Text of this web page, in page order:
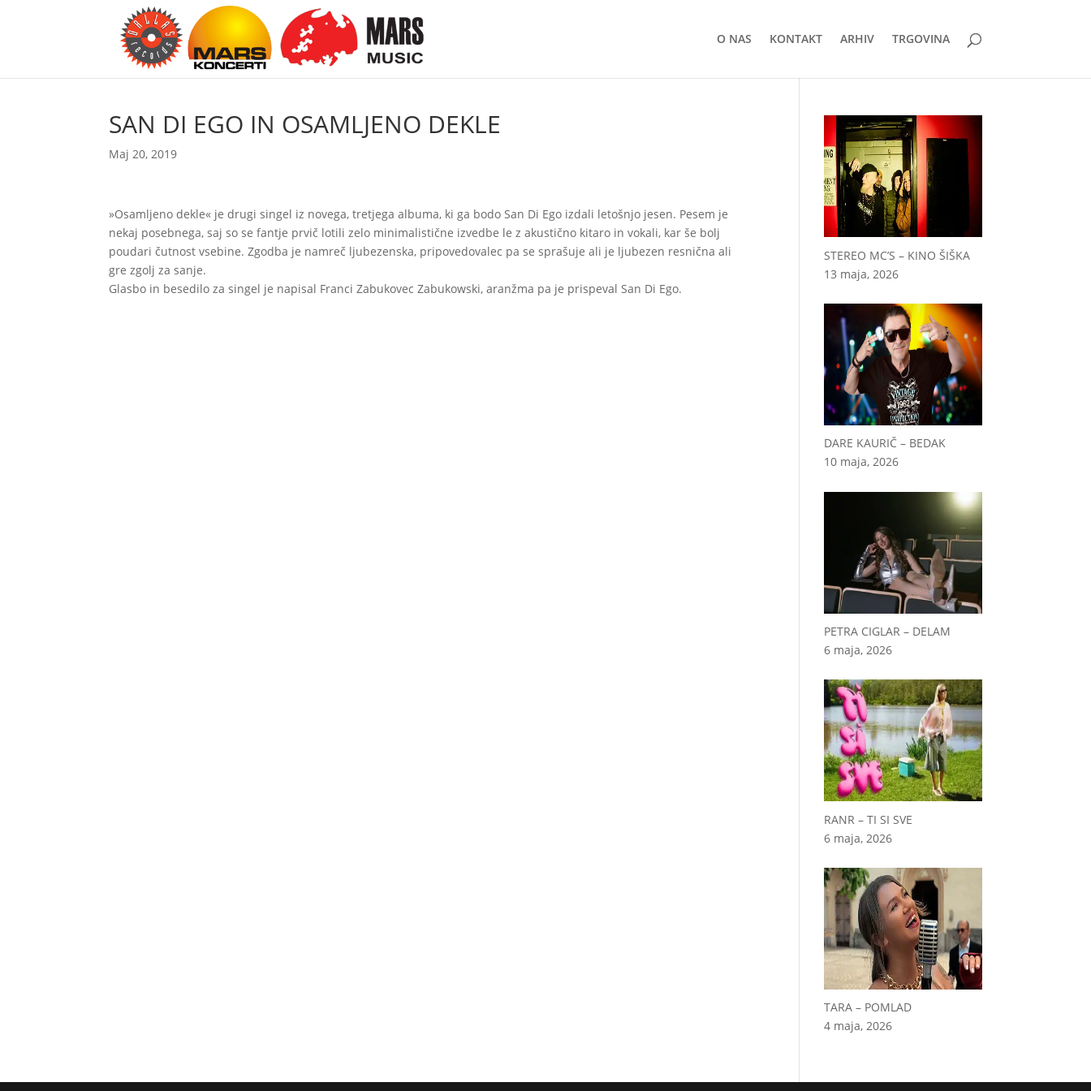
O NAS KONTAKT ARHIV TRGOVINA
SAN DI EGO IN OSAMLJENO DEKLE
Maj 20, 2019
»Osamljeno dekle« je drugi singel iz novega, tretjega albuma, ki ga bodo San Di Ego izdali letošnjo jesen. Pesem je
nekaj posebnega, saj so se fantje prvič lotili zelo minimalistične izvedbe le z akustično kitaro in vokali, kar še bolj
poudari čutnost vsebine. Zgodba je namreč ljubezenska, pripovedovalec pa se sprašuje ali je ljubezen resnična ali
gre zgolj za sanje.
Glasbo in besedilo za singel je napisal Franci Zabukovec Zabukowski, aranžma pa je prispeval San Di Ego.
STEREO MC’S – KINO ŠIŠKA
13 maja, 2026
DARE KAURIČ – BEDAK
10 maja, 2026
PETRA CIGLAR – DELAM
6 maja, 2026
RANR – TI SI SVE
6 maja, 2026
TARA – POMLAD
4 maja, 2026